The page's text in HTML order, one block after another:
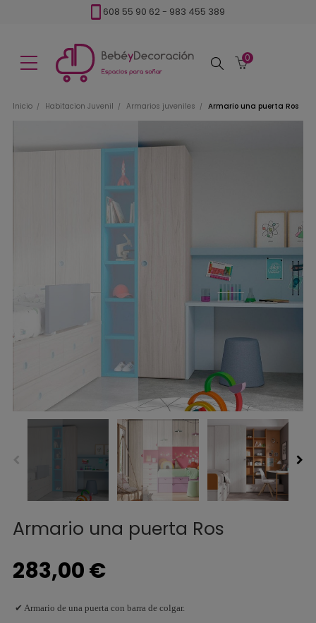
608 55 90 62 - 983 455 389
Buscar
0
Inicio Habitacion Juvenil Armarios juveniles Armario una puerta Ros
Armario una puerta Ros
283,00 €
✔ Armario de una puerta con barra de colgar.